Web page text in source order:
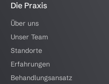
Die Praxis
Über uns
Unser Team
Standorte
Erfahrungen
Behandlungsansatz